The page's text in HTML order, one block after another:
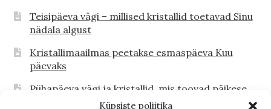
Küpsiste poliitika
Teisipäeva vägi – millised kristallid toetavad Sinu
nädala algust
Kristallimaailmas peetakse esmaspäeva Kuu
päevaks
Pühapäeva vägi ja kristallid, mis toovad päikese
Sinu südamesse